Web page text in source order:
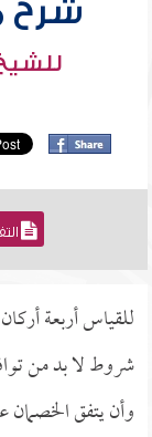
شرح
للقياس أربعة
شروط لا بد من
وأن يتفق